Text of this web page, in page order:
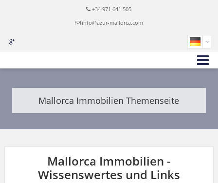
+34 971 641 505
info@azur-mallorca.com
Mallorca Immobilien Themenseite
Mallorca Immobilien -
Wissenswertes und Links